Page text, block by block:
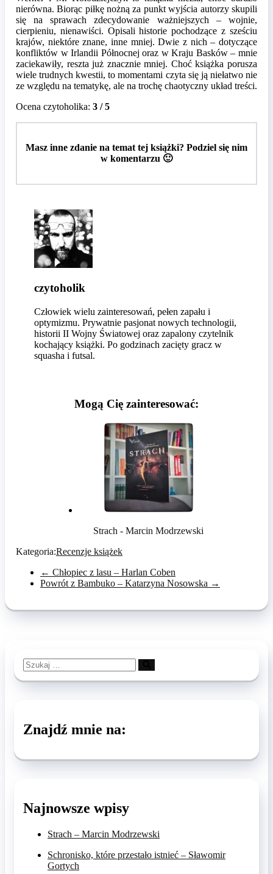
nierówna. Biorąc piłkę nożną za punkt wyjścia autorzy skupili
się na sprawach zdecydowanie ważniejszych – wojnie,
cierpieniu, nienawiści. Opisali historie pochodzące z sześciu
krajów, niektóre znane, inne mniej. Dwie z nich – dotyczące
konfliktów w Irlandii Północnej oraz w Kraju Basków – mnie
zaciekawiły, reszta już znacznie mniej. Choć książka porusza
wiele trudnych kwestii, to momentami czyta się ją niełatwo nie
ze względu na tematykę, ale na trochę chaotyczny układ treści.
Ocena czytoholika: 3 / 5
Masz inne zdanie na temat tej książki? Podziel się nim
w komentarzu 🙂
czytoholik
Człowiek wielu zainteresowań, pełen zapału i
optymizmu. Prywatnie pasjonat nowych technologii,
historii II Wojny Światowej oraz zapalony czytelnik
kochający książki. Po godzinach zacięty gracz w
squasha i futsal.
Mogą Cię zainteresować:
Strach - Marcin Modrzewski
Kategoria:Recenzje książek
← Chłopiec z lasu – Harlan Coben
Powrót z Bambuko – Katarzyna Nosowska →
Szukaj
…
Znajdź mnie na:
Najnowsze wpisy
Strach – Marcin Modrzewski
Schronisko, które przestało istnieć – Sławomir
Gortych